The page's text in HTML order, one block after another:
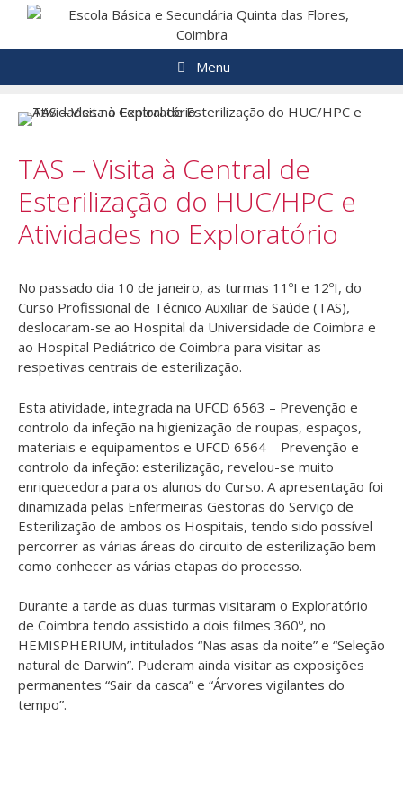
Saltar
o
Menu
TAS – Visita à Central de
Esterilização do HUC/HPC e
Atividades no Exploratório
No passado dia 10 de janeiro, as turmas 11ºI e 12ºI, do
Curso Profissional de Técnico Auxiliar de Saúde (TAS),
deslocaram-se ao Hospital da Universidade de Coimbra e
ao Hospital Pediátrico de Coimbra para visitar as
respetivas centrais de esterilização.
Esta atividade, integrada na UFCD 6563 – Prevenção e
controlo da infeção na higienização de roupas, espaços,
materiais e equipamentos e UFCD 6564 – Prevenção e
controlo da infeção: esterilização, revelou-se muito
enriquecedora para os alunos do Curso. A apresentação foi
dinamizada pelas Enfermeiras Gestoras do Serviço de
Esterilização de ambos os Hospitais, tendo sido possível
percorrer as várias áreas do circuito de esterilização bem
como conhecer as várias etapas do processo.
Durante a tarde as duas turmas visitaram o Exploratório
de Coimbra tendo assistido a dois filmes 360º, no
HEMISPHERIUM, intitulados “Nas asas da noite” e “Seleção
natural de Darwin”. Puderam ainda visitar as exposições
permanentes “Sair da casca” e “Árvores vigilantes do
tempo”.